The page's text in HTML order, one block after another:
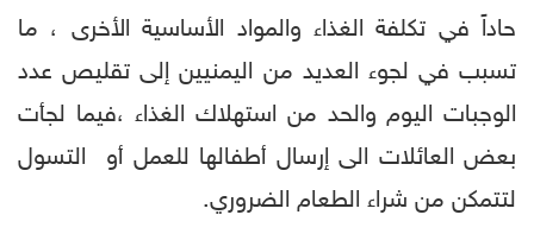
حاداً في تكلفة الغذاء والمواد الأساسية الأخرى ، ما
تسبب في لجوء العديد من اليمنيين إلى تقليص عدد
الوجبات اليوم والحد من استهلاك الغذاء ،فيما لجأت
بعض العائلات الى إرسال أطفالها للعمل أو التسول
لتتمكن من شراء الطعام الضروري.